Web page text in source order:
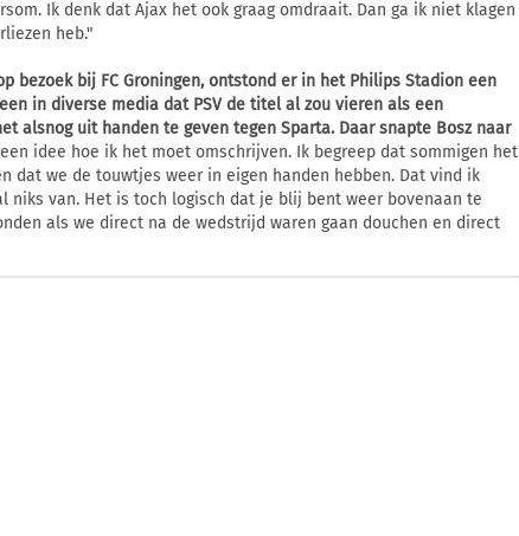
Ik denk dat Ajax het ook graag omdraait. Dan ga ik niet klagen
heb."
bezoek bij FC Groningen, ontstond er in het Philips Stadion een
in diverse media dat PSV de titel al zou vieren als een
alsnog uit handen te geven tegen Sparta. Daar snapte Bosz naar
idee hoe ik het moet omschrijven. Ik begreep dat sommigen het
dat we de touwtjes weer in eigen handen hebben. Dat vind ik
niks van. Het is toch logisch dat je blij bent weer bovenaan te
als we direct na de wedstrijd waren gaan douchen en direct